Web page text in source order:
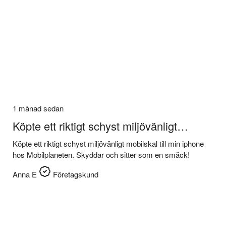
1 månad sedan
Köpte ett riktigt schyst miljövänligt…
Köpte ett riktigt schyst miljövänligt mobilskal till min iphone
hos Mobilplaneten. Skyddar och sitter som en smäck!
Anna E
Företagskund